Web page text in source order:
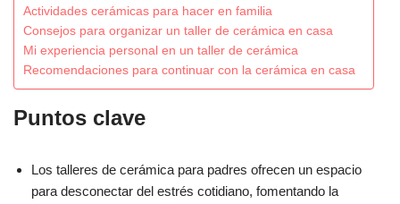
Actividades cerámicas para hacer en familia
Consejos para organizar un taller de cerámica en casa
Mi experiencia personal en un taller de cerámica
Recomendaciones para continuar con la cerámica en casa
Puntos clave
Los talleres de cerámica para padres ofrecen un espacio
para desconectar del estrés cotidiano, fomentando la